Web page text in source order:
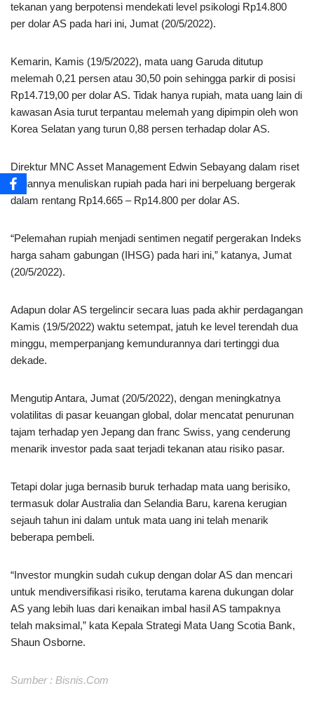
tekanan yang berpotensi mendekati level psikologi Rp14.800
per dolar AS pada hari ini, Jumat (20/5/2022).
Kemarin, Kamis (19/5/2022), mata uang Garuda ditutup
melemah 0,21 persen atau 30,50 poin sehingga parkir di posisi
Rp14.719,00 per dolar AS. Tidak hanya rupiah, mata uang lain di
kawasan Asia turut terpantau melemah yang dipimpin oleh won
Korea Selatan yang turun 0,88 persen terhadap dolar AS.
Direktur MNC Asset Management Edwin Sebayang dalam riset
hariannya menuliskan rupiah pada hari ini berpeluang bergerak
dalam rentang Rp14.665 – Rp14.800 per dolar AS.
“Pelemahan rupiah menjadi sentimen negatif pergerakan Indeks
harga saham gabungan (IHSG) pada hari ini,” katanya, Jumat
(20/5/2022).
Adapun dolar AS tergelincir secara luas pada akhir perdagangan
Kamis (19/5/2022) waktu setempat, jatuh ke level terendah dua
minggu, memperpanjang kemundurannya dari tertinggi dua
dekade.
Mengutip Antara, Jumat (20/5/2022), dengan meningkatnya
volatilitas di pasar keuangan global, dolar mencatat penurunan
tajam terhadap yen Jepang dan franc Swiss, yang cenderung
menarik investor pada saat terjadi tekanan atau risiko pasar.
Tetapi dolar juga bernasib buruk terhadap mata uang berisiko,
termasuk dolar Australia dan Selandia Baru, karena kerugian
sejauh tahun ini dalam untuk mata uang ini telah menarik
beberapa pembeli.
“Investor mungkin sudah cukup dengan dolar AS dan mencari
untuk mendiversifikasi risiko, terutama karena dukungan dolar
AS yang lebih luas dari kenaikan imbal hasil AS tampaknya
telah maksimal,” kata Kepala Strategi Mata Uang Scotia Bank,
Shaun Osborne.
Sumber : Bisnis.Com